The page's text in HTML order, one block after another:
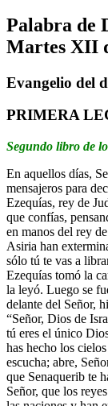
Palabra de
Martes XII
Evangelio del
PRIMERA
Segundo libro de
En aquellos días,
mensajeros para
Ezequías, rey de
que confías,
en manos del rey
Asiria han
sólo tú te vas a
Ezequías tomó la
la leyó. Luego se
delante del Señor,
“Señor, Dios de
tú eres el único
has hecho los
escucha; abre,
que Senaquerib te
Señor, que los